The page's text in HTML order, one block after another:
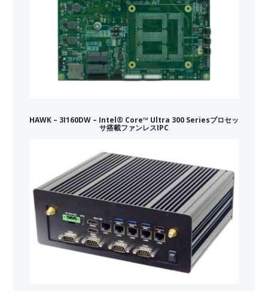
HAWK – 3I160DW – Intel® Core™ Ultra 300 Seriesプロセッ
サ搭載ファンレスIPC